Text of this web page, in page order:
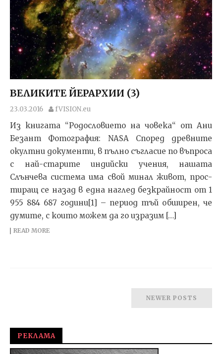
ВЕЛИКИТЕ ЙЕРАРХИИ (3)
23.03.2016 fVISION.eu
Из книгата “Родословието на човека“ от Ани
Безант Фотография: NASA Спо­ред древ­ни­те
окул­т­ни до­ку­мен­ти, в пъл­но съг­ла­сие по въп­ро­са
с най-ста­ри­те ин­дийс­ки учения, на­ша­та
Слънчева сис­те­ма има свой ми­нал жи­вот, прос­
ти­ращ се на­зад в ед­на наг­лед без­к­рай­ност от 1
955 884 687 го­ди­ни[1] – пе­ри­од тъй об­ши­рен, че
ду­ми­те, с ко­и­то мо­жем да го из­ра­зим […]
READ MORE
NEWER POSTS
РЕКЛАМА